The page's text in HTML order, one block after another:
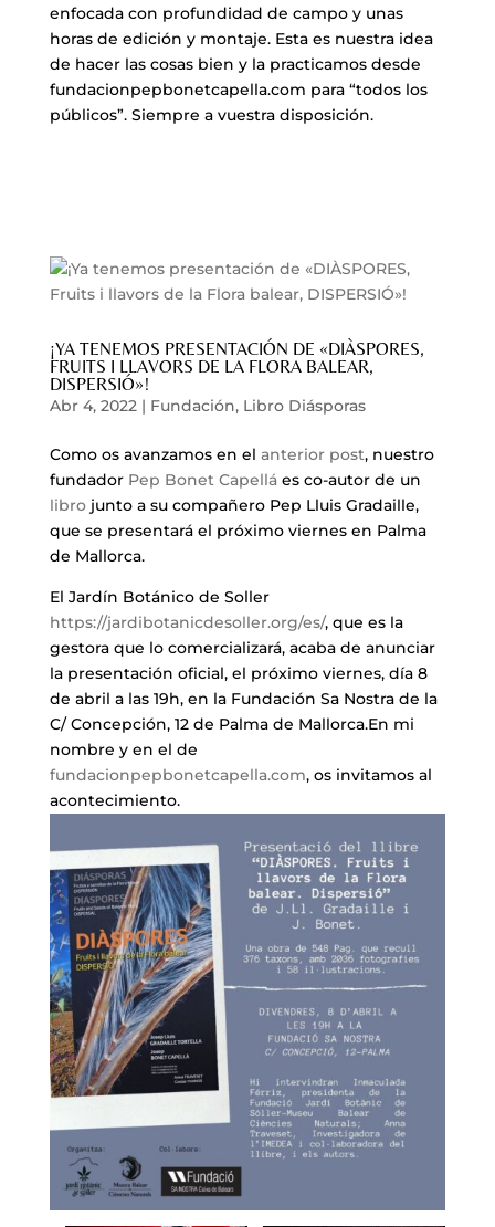
enfocada con profundidad de campo y unas
horas de edición y montaje. Esta es nuestra idea
de hacer las cosas bien y la practicamos desde
fundacionpepbonetcapella.com para “todos los
públicos”. Siempre a vuestra disposición.
¡YA TENEMOS PRESENTACIÓN DE «DIÀSPORES,
FRUITS I LLAVORS DE LA FLORA BALEAR,
DISPERSIÓ»!
Abr 4, 2022| Fundación, Libro Diásporas
Como os avanzamos en el anterior post, nuestro
fundador Pep Bonet Capellá es co-autor de un
librojunto a su compañero Pep Lluis Gradaille,
que se presentará el próximo viernes en Palma
de Mallorca.
El Jardín Botánico de Soller
https://jardibotanicdesoller.org/es/, que es la
gestora que lo comercializará, acaba de anunciar
la presentación oficial, el próximo viernes, día 8
de abril a las 19h, en la Fundación Sa Nostra de la
C/ Concepción, 12 de Palma de Mallorca.En mi
nombre y en el de
fundacionpepbonetcapella.com, os invitamos al
acontecimiento.